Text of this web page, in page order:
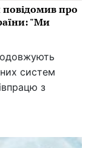
про
"Ми
систем
з